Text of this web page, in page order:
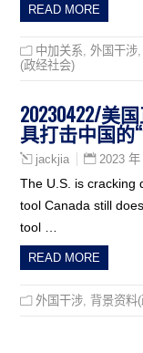
READ MORE
中加关系 ,外国干涉
(政经社会)
20230422/美
具打击中国的
jackjia 2023
The U.S. is cracking
tool Canada still
tool …
READ MORE
外国干涉 背景资料